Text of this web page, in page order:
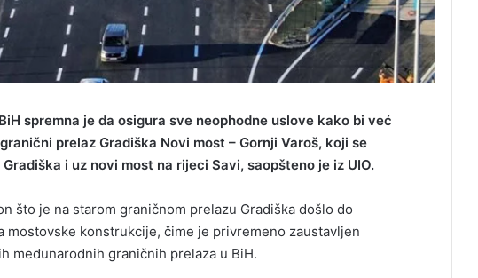
spremna je da osigura sve neophodne uslove kako bi već
prelaz Gradiška Novi most – Gornji Varoš, koji se
i uz novi most na rijeci Savi, saopšteno je iz UIO.
što je na starom graničnom prelazu Gradiška došlo do
mostovske konstrukcije, čime je privremeno zaustavljen
međunarodnih graničnih prelaza u BiH.